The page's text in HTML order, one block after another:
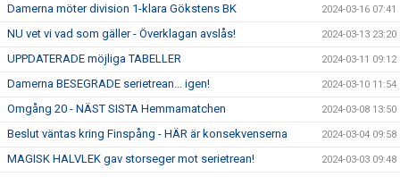
Damerna möter division 1-klara Gökstens BK 2024-03-16 07:41
NU vet vi vad som gäller - Överklagan avslås! 2024-03-13 23:20
UPPDATERADE möjliga TABELLER 2024-03-11 09:12
Damerna BESEGRADE serietrean... igen! 2024-03-10 11:54
Omgång 20 - NÄST SISTA Hemmamatchen 2024-03-08 13:50
Beslut väntas kring Finspång - HÄR är konsekvenserna 2024-03-04 09:58
MAGISK HALVLEK gav storseger mot serietrean! 2024-03-03 09:48